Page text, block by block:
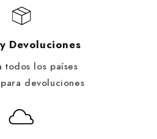
Devoluciones
todos los países
devoluciones